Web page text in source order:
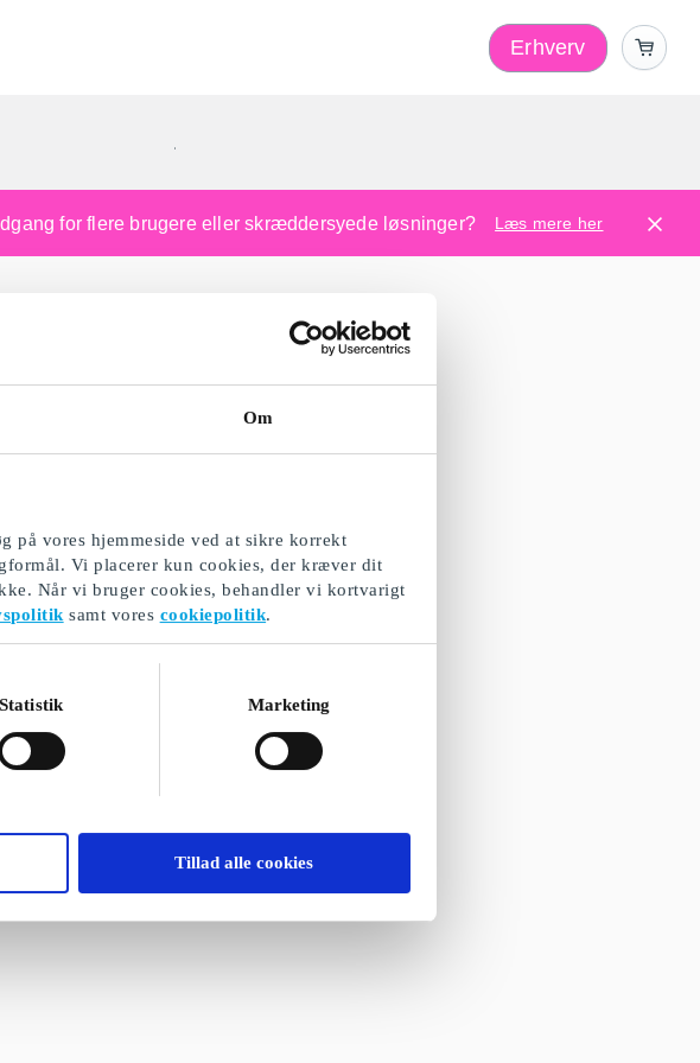
Om
på vores hjemmeside ved at sikre korrekt
Vi placerer kun cookies, der kræver dit
Når vi bruger cookies, behandler vi kortvarigt
samt vores cookiepolitik.
Statistik Marketing
Tillad alle cookies
Erhverv
gaveportal nr. 1
for flere brugere eller skræddersyede løsninger? Læs mere her